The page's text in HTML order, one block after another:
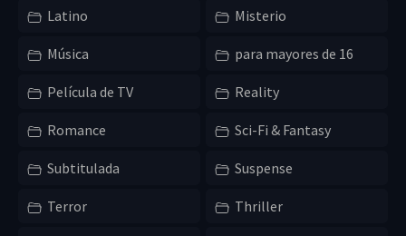
Latino Misterio
Música para mayores de 16
Película de TV Reality
Romance Sci-Fi & Fantasy
Subtitulada Suspense
Terror Thriller